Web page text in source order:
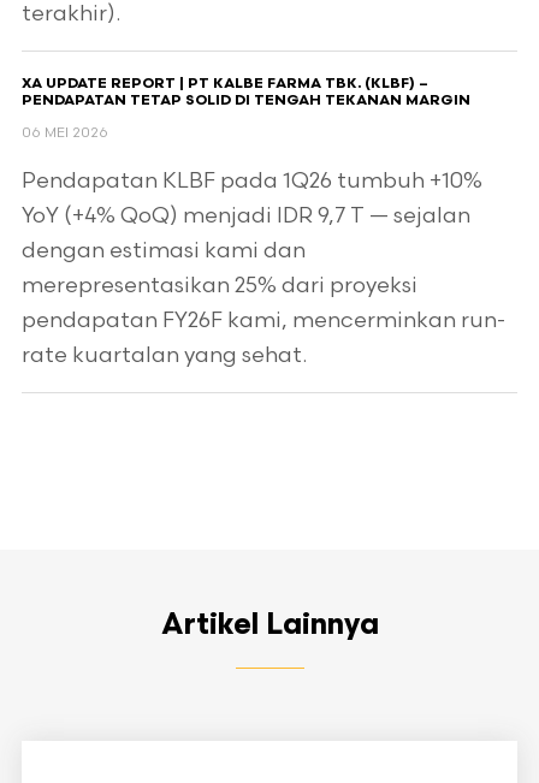
terakhir).
XA UPDATE REPORT | PT KALBE FARMA TBK. (KLBF) –
PENDAPATAN TETAP SOLID DI TENGAH TEKANAN MARGIN
06 MEI 2026
Pendapatan KLBF pada 1Q26 tumbuh +10%
YoY (+4% QoQ) menjadi IDR 9,7 T — sejalan
dengan estimasi kami dan
merepresentasikan 25% dari proyeksi
pendapatan FY26F kami, mencerminkan run-
rate kuartalan yang sehat.
Artikel Lainnya